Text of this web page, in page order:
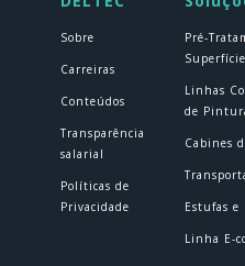
Sobre
Carreiras
Conteúdos
Transparência
salarial
Políticas de
Privacidade
Pré-
Linhas
de
Cabines
Estufas e
Linha E-